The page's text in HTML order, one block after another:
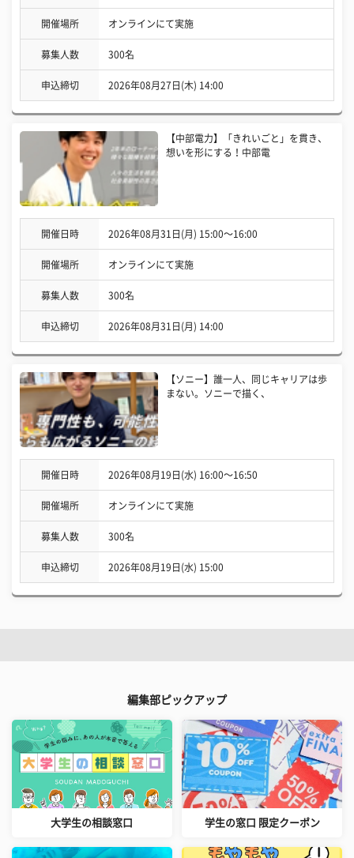
開催場所 オンラインにて実施
募集人数 300名
申込締切 2026年08月27日(木) 14:00
【中部電力】「きれいごと」を貫き、
想いを形にする！中部電
開催日時 2026年08月31日(月) 15:00〜16:00
開催場所 オンラインにて実施
募集人数 300名
申込締切 2026年08月31日(月) 14:00
【ソニー】誰一人、同じキャリアは歩
まない。ソニーで描く、
開催日時 2026年08月19日(水) 16:00〜16:50
開催場所 オンラインにて実施
募集人数 300名
申込締切 2026年08月19日(水) 15:00
編集部ピックアップ
大学生の相談窓口 学生の窓口 限定クーポン